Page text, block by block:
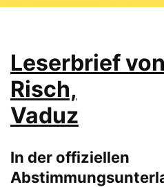
Leserbrief
Risch,
Vaduz
In der offiziellen